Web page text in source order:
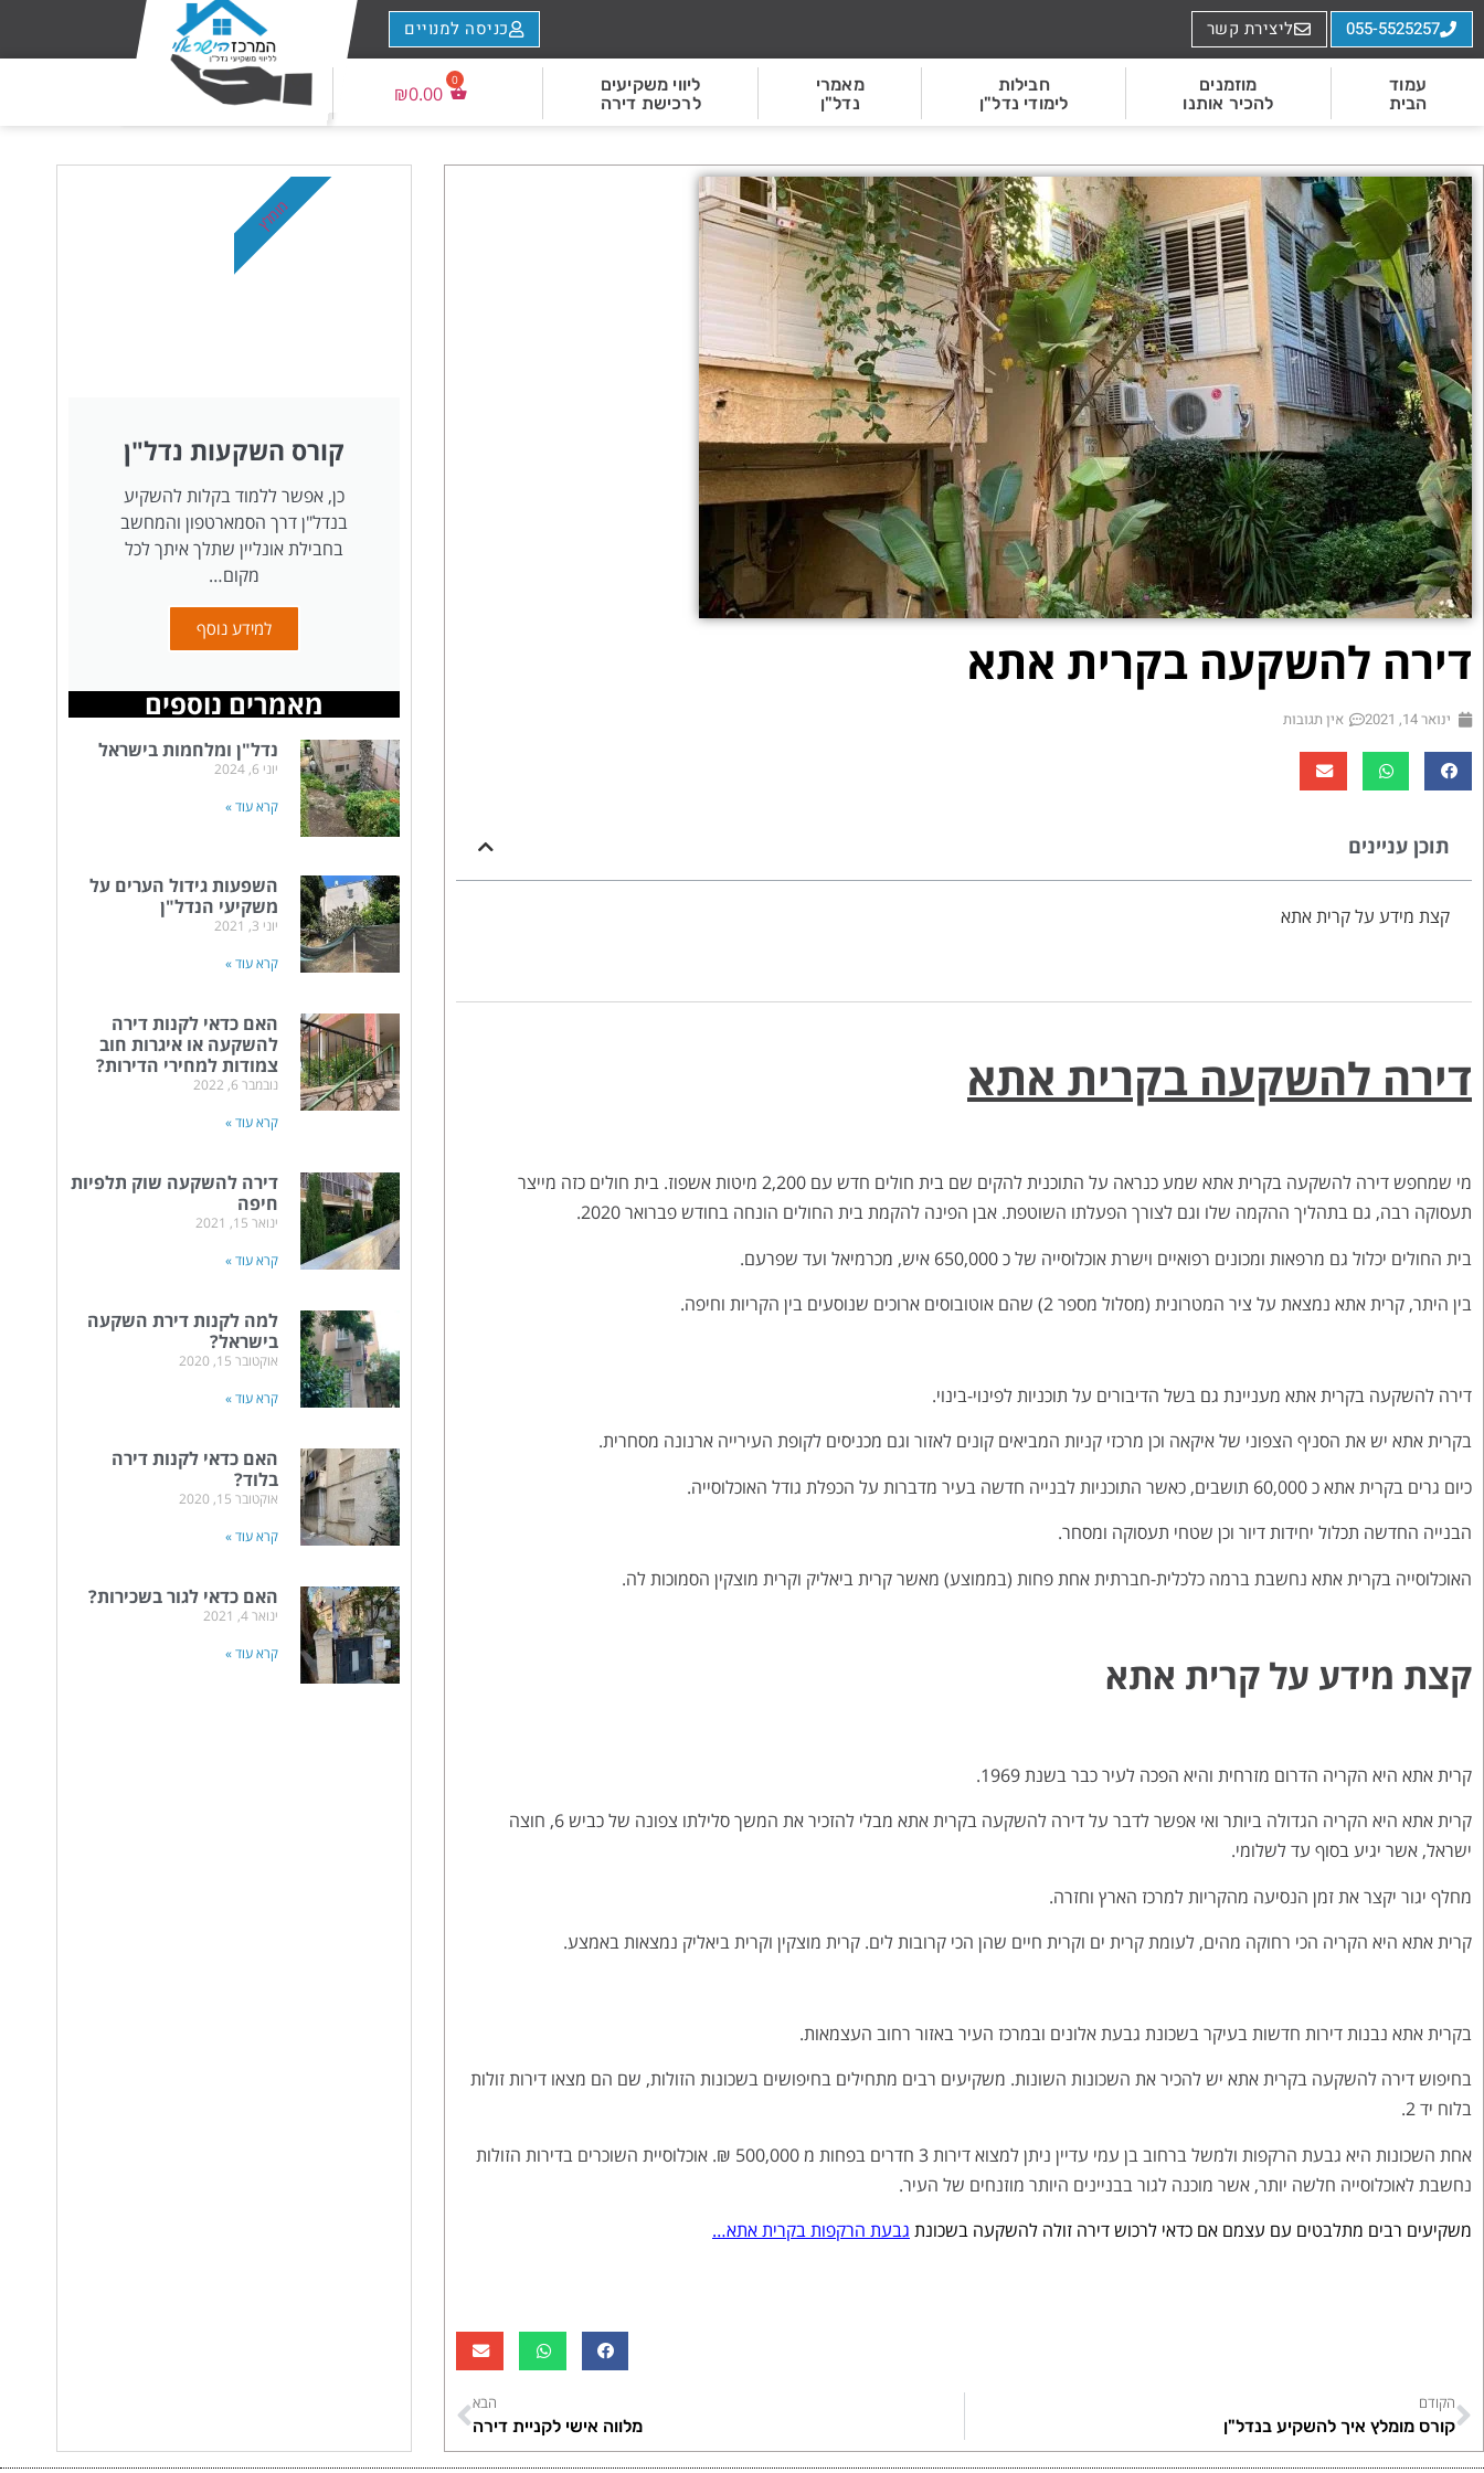
055-5525257 ליצירת קשר כניסה למנויים
עמוד
הבית
מוזמנים
להכיר אותנו
חבילות
לימודי נדל"ן
מאמרי
נדל"ן
ליווי משקיעים
לרכישת דירה
₪0.00
דירה להשקעה בקרית אתא
ינואר 14, 2021 אין תגובות
תוכן עניינים
קצת מידע על קרית אתא
דירה להשקעה בקרית אתא
מי שמחפש דירה להשקעה בקרית אתא שמע כנראה על התוכנית להקים שם בית חולים חדש עם 2,200 מיטות אשפוז. בית חולים כזה מייצר
תעסוקה רבה, גם בתהליך ההקמה שלו וגם לצורך הפעלתו השוטפת. אבן הפינה להקמת בית החולים הונחה בחודש פברואר 2020.
בית החולים יכלול גם מרפאות ומכונים רפואיים וישרת אוכלוסייה של כ 650,000 איש, מכרמיאל ועד שפרעם.
בין היתר, קרית אתא נמצאת על ציר המטרונית (מסלול מספר 2) שהם אוטובוסים ארוכים שנוסעים בין הקריות וחיפה.
דירה להשקעה בקרית אתא מעניינת גם בשל הדיבורים על תוכניות לפינוי-בינוי.
בקרית אתא יש את הסניף הצפוני של איקאה וכן מרכזי קניות המביאים קונים לאזור וגם מכניסים לקופת העירייה ארנונה מסחרית.
כיום גרים בקרית אתא כ 60,000 תושבים, כאשר התוכניות לבנייה חדשה בעיר מדברות על הכפלת גודל האוכלוסייה.
הבנייה החדשה תכלול יחידות דיור וכן שטחי תעסוקה ומסחר.
האוכלוסייה בקרית אתא נחשבת ברמה כלכלית-חברתית אחת פחות (בממוצע) מאשר קרית ביאליק וקרית מוצקין הסמוכות לה.
קצת מידע על קרית אתא
קרית אתא היא הקריה הדרום מזרחית והיא הפכה לעיר כבר בשנת 1969.
קרית אתא היא הקריה הגדולה ביותר ואי אפשר לדבר על דירה להשקעה בקרית אתא מבלי להזכיר את המשך סלילתו צפונה של כביש 6, חוצה
ישראל, אשר יגיע בסוף עד לשלומי.
מחלף יגור יקצר את זמן הנסיעה מהקריות למרכז הארץ וחזרה.
קרית אתא היא הקריה הכי רחוקה מהים, לעומת קרית ים וקרית חיים שהן הכי קרובות לים. קרית מוצקין וקרית ביאליק נמצאות באמצע.
בקרית אתא נבנות דירות חדשות בעיקר בשכונת גבעת אלונים ובמרכז העיר באזור רחוב העצמאות.
בחיפוש דירה להשקעה בקרית אתא יש להכיר את השכונות השונות. משקיעים רבים מתחילים בחיפושים בשכונות הזולות, שם הם מצאו דירות זולות
בלוח יד 2.
אחת השכונות היא גבעת הרקפות ולמשל ברחוב בן עמי עדיין ניתן למצוא דירות 3 חדרים בפחות מ 500,000 ₪. אוכלוסיית השוכרים בדירות הזולות
נחשבת לאוכלוסייה חלשה יותר, אשר מוכנה לגור בבניינים היותר מוזנחים של העיר.
משקיעים רבים מתלבטים עם עצמם אם כדאי לרכוש דירה זולה להשקעה בשכונת גבעת הרקפות בקרית אתא…
הקודם
קורס מומלץ איך להשקיע בנדל"ן
הבא
מלווה אישי לקניית דירה
קורס השקעות נדל"ן
כן, אפשר ללמוד בקלות להשקיע
בנדל"ן דרך הסמארטפון והמחשב
בחבילת אונליין שתלך איתך לכל
מקום…
למידע נוסף
מומלץ
מאמרים נוספים
נדל"ן ומלחמות בישראל
יוני 6, 2024
קרא עוד »
השפעות גידול הערים על
משקיעי הנדל"ן
יוני 3, 2021
קרא עוד »
האם כדאי לקנות דירה
להשקעה או איגרות חוב
צמודות למחירי הדירות?
נובמבר 6, 2022
קרא עוד »
דירה להשקעה שוק תלפיות
חיפה
ינואר 15, 2021
קרא עוד »
למה לקנות דירת השקעה
בישראל?
אוקטובר 15, 2020
קרא עוד »
האם כדאי לקנות דירה
בלוד?
אוקטובר 15, 2020
קרא עוד »
האם כדאי לגור בשכירות?
ינואר 4, 2021
קרא עוד »